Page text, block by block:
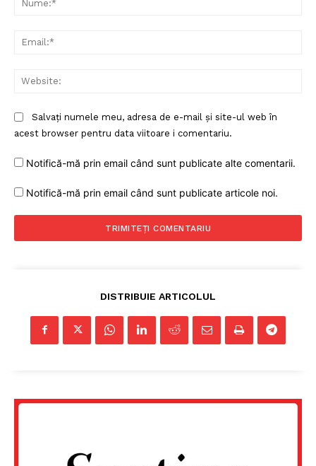
Salvați numele meu, adresa de e-mail și site-ul web în
acest browser pentru data viitoare i comentariu.
Notifică-mă prin email când sunt publicate alte comentarii.
Notifică-mă prin email când sunt publicate articole noi.
DISTRIBUIE ARTICOLUL